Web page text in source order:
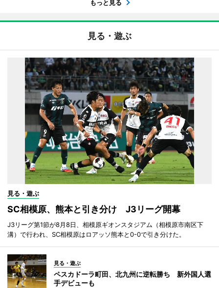
もっと見る
見る・遊ぶ
見る・遊ぶ
SC相模原、熊本と引き分け J3リーグ開幕
J3リーグ第1節が8月8日、相模原ギオンスタジアム（相模原市南区下
溝）で行われ、SC相模原はロアッソ熊本と0-0で引き分けた。
見る・遊ぶ
ペスカドーラ町田、北九州に逆転勝ち 新外国人選
手デビューも